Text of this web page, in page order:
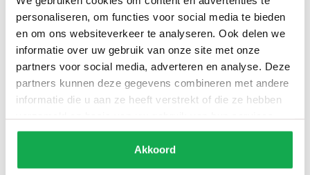
personaliseren, om functies voor social media te bieden
en om ons websiteverkeer te analyseren. Ook delen we
informatie over uw gebruik van onze site met onze
partners voor social media, adverteren en analyse. Deze
partners kunnen deze gegevens combineren met andere
informatie die u aan ze heeft verstrekt of die ze hebben
Akkoord
5 Randafwerking
Recht (standaard) 20 Facet 12 Inversed